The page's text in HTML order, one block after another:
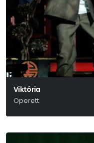
Viktória
Operett